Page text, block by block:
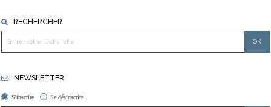
RECHERCHER
NEWSLETTER
S'inscrire Se désinscrire